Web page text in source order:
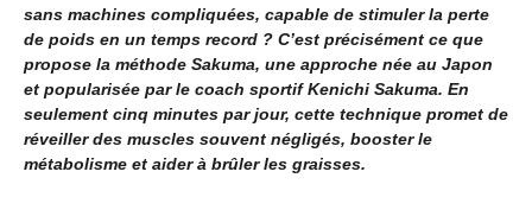
sans machines compliquées, capable de stimuler la perte
de poids en un temps record ? C’est précisément ce que
propose la méthode Sakuma, une approche née au Japon
et popularisée par le coach sportifKenichi Sakuma. En
seulement cinq minutes par jour, cette technique promet de
réveiller des muscles souvent négligés, booster le
métabolisme et aider à brûler les graisses.